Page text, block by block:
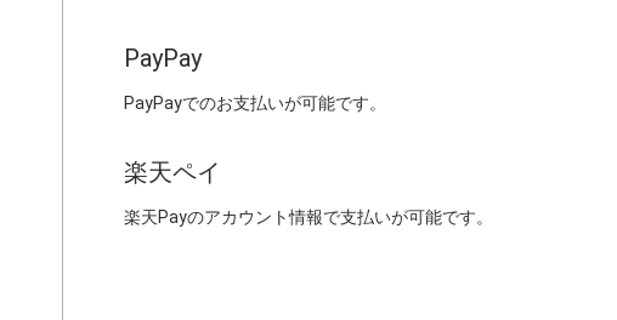
PayPay
PayPayでのお支払いが可能です。
楽天ペイ
楽天Payのアカウント情報で支払いが可能です。